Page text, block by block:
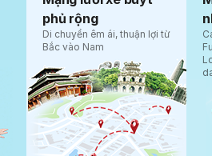
phủ rộng
Di chuyển êm ái, thuận lợi từ
Bắc vào Nam